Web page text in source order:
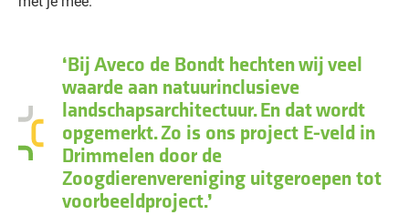
Bij Aveco de Bondt hechten wij veel
waarde aan natuurinclusieve
landschapsarchitectuur. En dat wordt
opgemerkt. Zo is ons project E-veld in
Drimmelen door de
Zoogdierenvereniging uitgeroepen tot
voorbeeldproject.